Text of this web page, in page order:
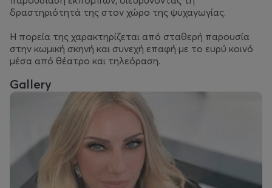
δραστηριότητά της στον χώρο της ψυχαγωγίας.
Η πορεία της χαρακτηρίζεται από σταθερή παρουσία
στην κωμική σκηνή και συνεχή επαφή με το ευρύ κοινό
μέσα από θέατρο και τηλεόραση.
Gallery